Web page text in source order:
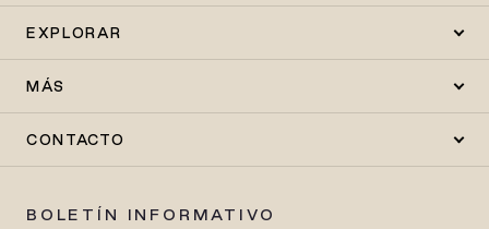
EXPLORAR
MÁS
CONTACTO
BOLETÍN INFORMATIVO